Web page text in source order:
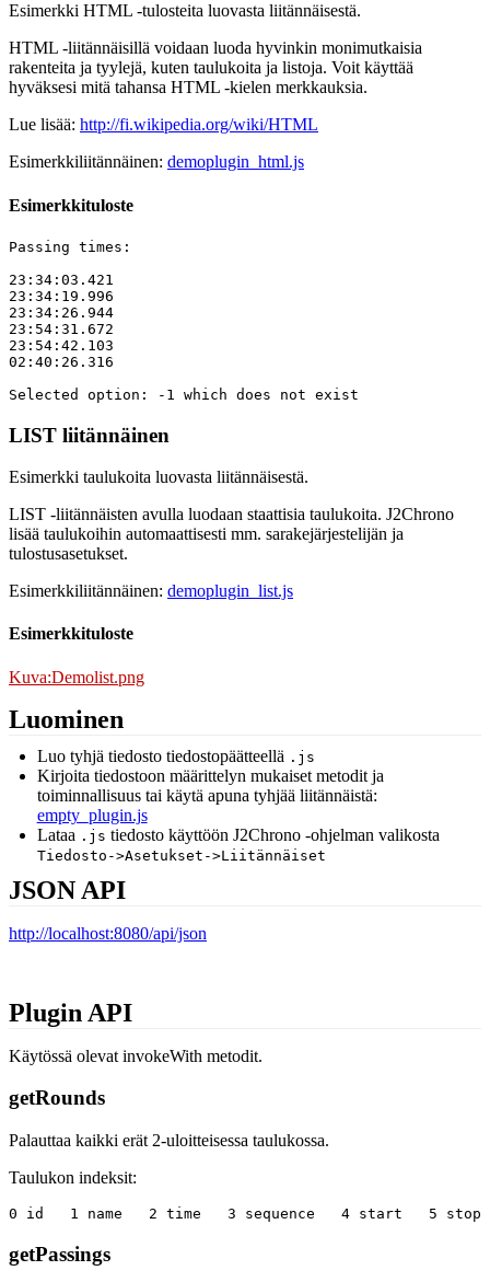
Esimerkki HTML -tulosteita luovasta liitännäisestä.
HTML -liitännäisillä voidaan luoda hyvinkin monimutkaisia
rakenteita ja tyylejä, kuten taulukoita ja listoja. Voit käyttää
hyväksesi mitä tahansa HTML -kielen merkkauksia.
Lue lisää: http://fi.wikipedia.org/wiki/HTML
Esimerkkiliitännäinen: demoplugin_html.js
Esimerkkituloste
Passing times:
23:34:03.421
23:34:19.996
23:34:26.944
23:54:31.672
23:54:42.103
02:40:26.316
LIST liitännäinen
Esimerkki taulukoita luovasta liitännäisestä.
LIST -liitännäisten avulla luodaan staattisia taulukoita. J2Chrono
lisää taulukoihin automaattisesti mm. sarakejärjestelijän ja
tulostusasetukset.
Esimerkkiliitännäinen: demoplugin_list.js
Esimerkkituloste
Kuva:Demolist.png
Luominen
Luo tyhjä tiedosto tiedostopäätteellä .js
Kirjoita tiedostoon määrittelyn mukaiset metodit ja
toiminnallisuus tai käytä apuna tyhjää liitännäistä:
empty_plugin.js
Lataa .js tiedosto käyttöön J2Chrono -ohjelman valikosta
Tiedosto->Asetukset->Liitännäiset
JSON API
http://localhost:8080/api/json
Plugin API
Käytössä olevat invokeWith metodit.
getRounds
Palauttaa kaikki erät 2-uloitteisessa taulukossa.
Taulukon indeksit:
getPassings